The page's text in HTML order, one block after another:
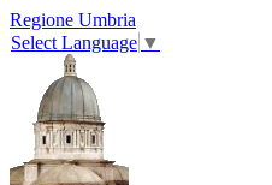
Regione Umbria
Select Language ▼